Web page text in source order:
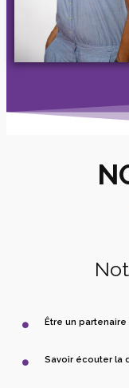
Être un
Savoir écouter la